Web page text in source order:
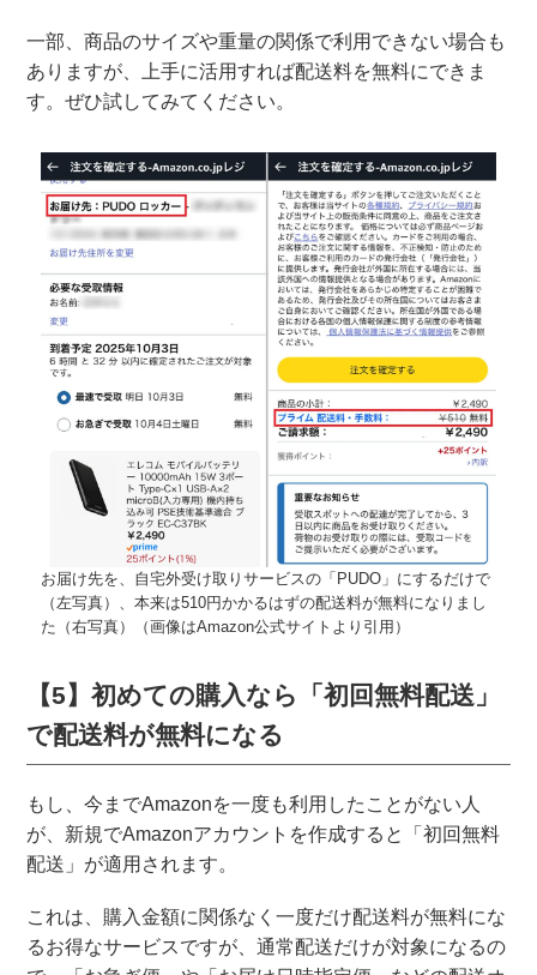
一部、商品のサイズや重量の関係で利用できない場合も
ありますが、上手に活用すれば配送料を無料にできま
す。ぜひ試してみてください。
お届け先を、自宅外受け取りサービスの「PUDO」にするだけで
（左写真）、本来は510円かかるはずの配送料が無料になりまし
た（右写真）（画像はAmazon公式サイトより引用）
【5】初めての購入なら「初回無料配送」
で配送料が無料になる
もし、今までAmazonを一度も利用したことがない人
が、新規でAmazonアカウントを作成すると「初回無料
配送」が適用されます。
これは、購入金額に関係なく一度だけ配送料が無料にな
るお得なサービスですが、通常配送だけが対象になるの